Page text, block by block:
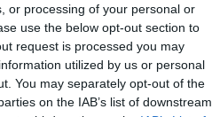
or processing of your personal or
use the below opt-out section to
request is processed you may
utilized by us or personal
You may separately opt-out of the
on the IAB’s list of downstream